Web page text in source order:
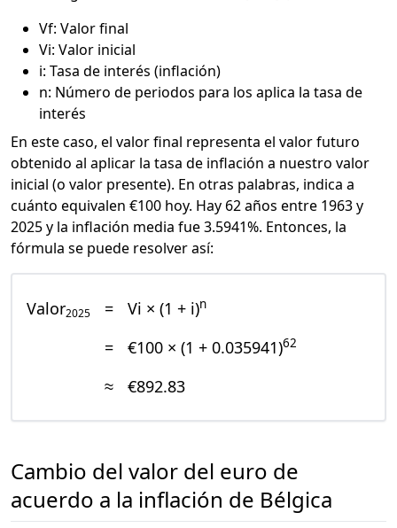
Vf: Valor final
Vi: Valor inicial
i: Tasa de interés (inflación)
n: Número de periodos para los aplica la tasa de
interés
En este caso, el valor final representa el valor futuro
obtenido al aplicar la tasa de inflación a nuestro valor
inicial (o valor presente). En otras palabras, indica a
cuánto equivalen €100 hoy. Hay 62 años entre 1963 y
2025 y la inflación media fue 3.5941%. Entonces, la
fórmula se puede resolver así:
Valor2025 = Vi × (1 + i)n
= €100 × (1 + 0.035941)62
≈ €892.83
Cambio del valor del euro de
acuerdo a la inflación de Bélgica